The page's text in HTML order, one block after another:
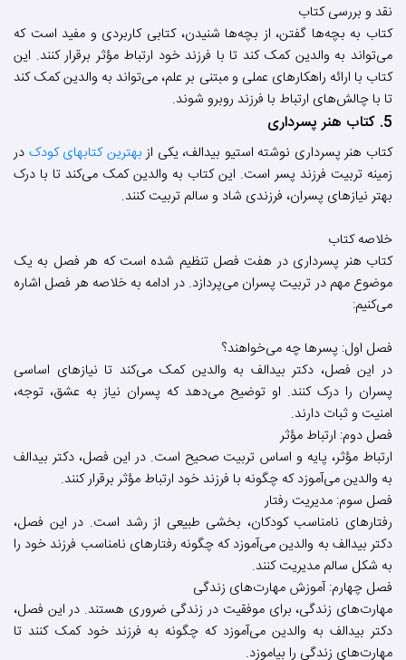
نقد و بررسی کتاب
کتاب به بچه‌ها گفتن، از بچه‌ها شنیدن، کتابی کاربردی و مفید است که
می‌تواند به والدین کمک کند تا با فرزند خود ارتباط مؤثر برقرار کنند. این
کتاب با ارائه راهکارهای عملی و مبتنی بر علم، می‌تواند به والدین کمک کند
تا با چالش‌های ارتباط با فرزند روبرو شوند.
5. کتاب هنر پسرداری
کتاب هنر پسرداری نوشته استیو بیدالف، یکی از بهترین کتابهای کودک در
زمینه تربیت فرزند پسر است. این کتاب به والدین کمک می‌کند تا با درک
بهتر نیازهای پسران، فرزندی شاد و سالم تربیت کنند.
خلاصه کتاب
کتاب هنر پسرداری در هفت فصل تنظیم شده است که هر فصل به یک
موضوع مهم در تربیت پسران می‌پردازد. در ادامه به خلاصه هر فصل اشاره
می‌کنیم:
فصل اول: پسرها چه می‌خواهند؟
در این فصل، دکتر بیدالف به والدین کمک می‌کند تا نیازهای اساسی
پسران را درک کنند. او توضیح می‌دهد که پسران نیاز به عشق، توجه،
امنیت و ثبات دارند.
فصل دوم: ارتباط مؤثر
ارتباط مؤثر، پایه و اساس تربیت صحیح است. در این فصل، دکتر بیدالف
به والدین می‌آموزد که چگونه با فرزند خود ارتباط مؤثر برقرار کنند.
فصل سوم: مدیریت رفتار
رفتارهای نامناسب کودکان، بخشی طبیعی از رشد است. در این فصل،
دکتر بیدالف به والدین می‌آموزد که چگونه رفتارهای نامناسب فرزند خود را
به شکل سالم مدیریت کنند.
فصل چهارم: آموزش مهارت‌های زندگی
مهارت‌های زندگی، برای موفقیت در زندگی ضروری هستند. در این فصل،
دکتر بیدالف به والدین می‌آموزد که چگونه به فرزند خود کمک کنند تا
مهارت‌های زندگی را بیاموزد.